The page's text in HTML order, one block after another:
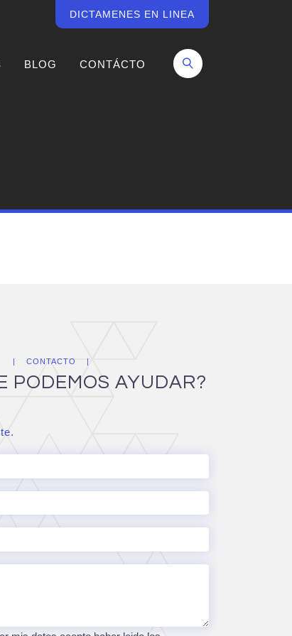
DICTAMENES EN LINEA
BLOG CONTÁCTO
CONTACTO
PODEMOS AYUDAR?